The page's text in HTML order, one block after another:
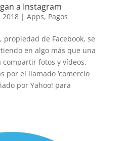
a Instagram
2018| Apps, Pagos
propiedad de Facebook, se
en algo más que una
fotos y vídeos,
por el llamado ‘comercio
por Yahoo! para